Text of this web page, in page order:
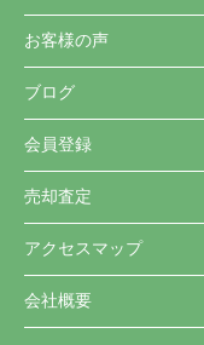
お客様の声
ブログ
会員登録
売却査定
アクセスマップ
会社概要